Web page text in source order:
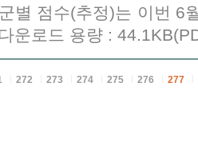
별 점수(추정)는 이번 6
운로드 용량 :
272 273 274 275 276 277